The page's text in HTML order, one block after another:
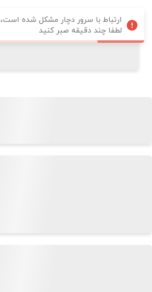
ارتباط با سرور دچار مشکل شده است،
لطفا چند دقیقه صبر کنید